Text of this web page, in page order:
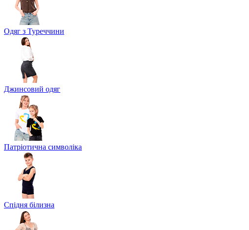
Одяг з Туреччини
Джинсовий одяг
Патріотична символіка
Спідня білизна